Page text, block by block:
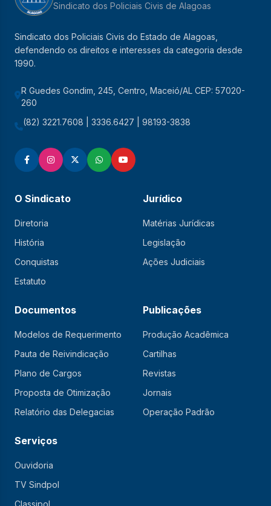
Sindicato dos Policiais Civis de Alagoas
Sindicato dos Policiais Civis do Estado de Alagoas,
defendendo os direitos e interesses da categoria desde
1990.
R Guedes Gondim, 245, Centro, Maceió/AL CEP: 57020-
260
(82) 3221.7608 | 3336.6427 | 98193-3838
O Sindicato
Diretoria
História
Conquistas
Estatuto
Jurídico
Matérias Jurídicas
Legislação
Ações Judiciais
Documentos
Modelos de Requerimento
Pauta de Reivindicação
Plano de Cargos
Proposta de Otimização
Relatório das Delegacias
Publicações
Produção Acadêmica
Cartilhas
Revistas
Jornais
Operação Padrão
Serviços
Ouvidoria
TV Sindpol
Classipol